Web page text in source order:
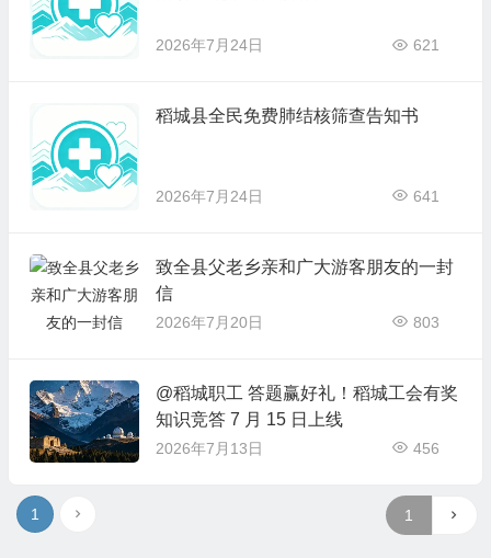
2026年7月24日 621
稻城县全民免费肺结核筛查告知书
2026年7月24日 641
致全县父老乡亲和广大游客朋友的一封
信
2026年7月20日 803
@稻城职工 答题赢好礼！稻城工会有奖
知识竞答 7 月 15 日上线
2026年7月13日 456
1